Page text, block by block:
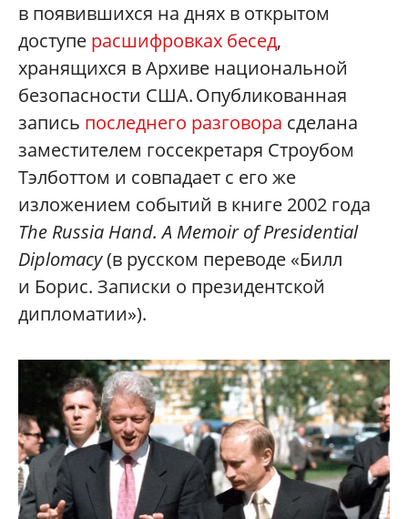
в появившихся на днях в открытом
доступе расшифровках бесед,
хранящихся в Архиве национальной
безопасности США. Опубликованная
запись последнего разговора сделана
заместителем госсекретаря Строубом
Тэлботтом и совпадает с его же
изложением событий в книге 2002 года
The Russia Hand. A Memoir of Presidential
Diplomacy(в русском переводе «Билл
и Борис. Записки о президентской
дипломатии»).